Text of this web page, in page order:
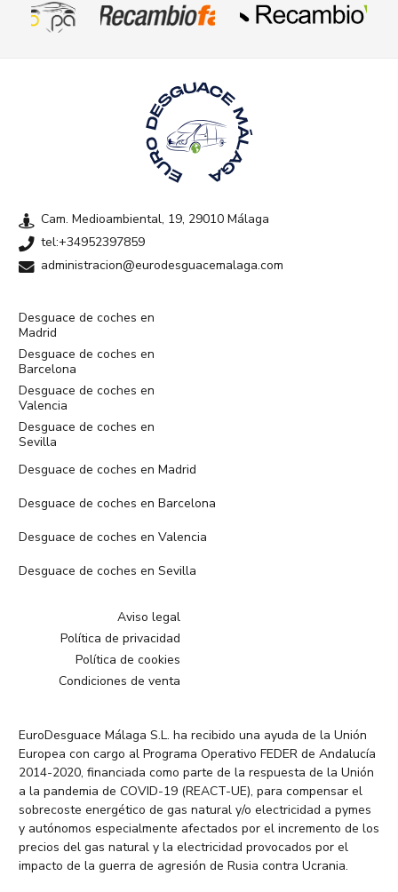
Cam. Medioambiental, 19, 29010 Málaga
tel:+34952397859
administracion@eurodesguacemalaga.com
Desguace de coches en
Madrid
Desguace de coches en
Barcelona
Desguace de coches en
Valencia
Desguace de coches en
Sevilla
Desguace de coches en Madrid
Desguace de coches en Barcelona
Desguace de coches en Valencia
Desguace de coches en Sevilla
Aviso legal
Política de privacidad
Política de cookies
Condiciones de venta
EuroDesguace Málaga S.L. ha recibido una ayuda de la Unión
Europea con cargo al Programa Operativo FEDER de Andalucía
2014-2020, financiada como parte de la respuesta de la Unión
a la pandemia de COVID-19 (REACT-UE), para compensar el
sobrecoste energético de gas natural y/o electricidad a pymes
y autónomos especialmente afectados por el incremento de los
precios del gas natural y la electricidad provocados por el
impacto de la guerra de agresión de Rusia contra Ucrania.